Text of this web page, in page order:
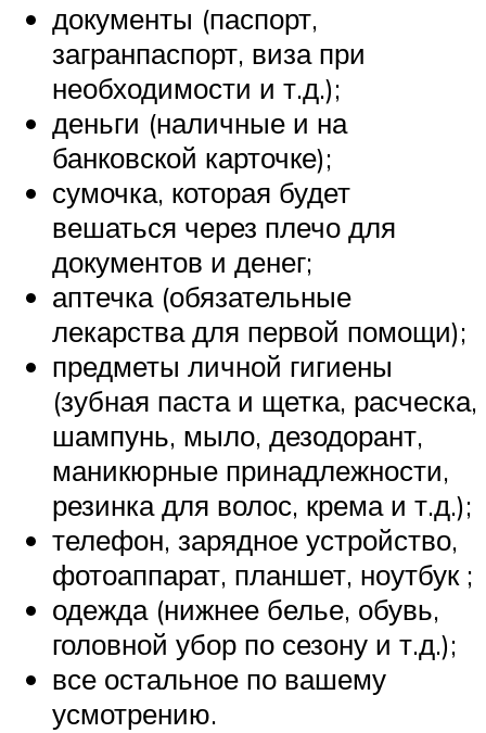
документы (паспорт,
загранпаспорт, виза при
необходимости и т.д.);
деньги (наличные и на
банковской карточке);
сумочка, которая будет
вешаться через плечо для
документов и денег;
аптечка (обязательные
лекарства для первой помощи);
предметы личной гигиены
(зубная паста и щетка, расческа,
шампунь, мыло, дезодорант,
маникюрные принадлежности,
резинка для волос, крема и т.д.);
телефон, зарядное устройство,
фотоаппарат, планшет, ноутбук ;
одежда (нижнее белье, обувь,
головной убор по сезону и т.д.);
все остальное по вашему
усмотрению.